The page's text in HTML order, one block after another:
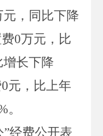
元，同比下降
0万元，比
增长下降
0元，比上年
。
”经费公开表